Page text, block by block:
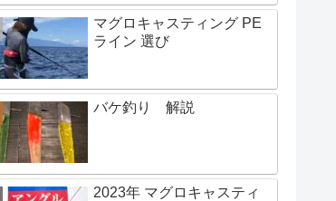
マグロキャスティング PE
ライン 選び
バケ釣り 解説
2023年 マグロキャスティ